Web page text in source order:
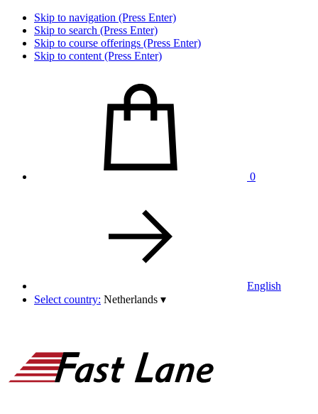
Skip to navigation (Press Enter)
Skip to search (Press Enter)
Skip to course offerings (Press Enter)
Skip to content (Press Enter)
0
English
Select country: Netherlands ▾